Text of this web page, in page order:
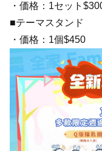
・価格：1セット
■テーマスタンド
・価格：1個$450